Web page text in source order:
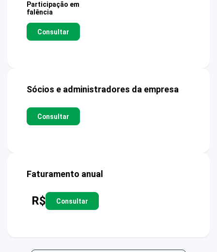
Participação em
falência
Consultar
Sócios e administradores da empresa
Consultar
Faturamento anual
R$ Consultar